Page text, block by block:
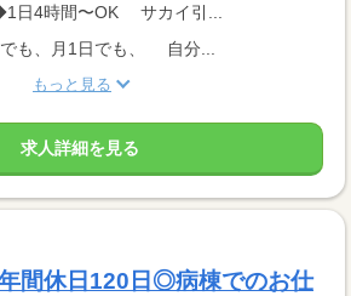
日4時間〜OK サカイ引...
も、月1日でも、 自分...
もっと見る
求人詳細を見る
間休日120日◎病棟でのお仕